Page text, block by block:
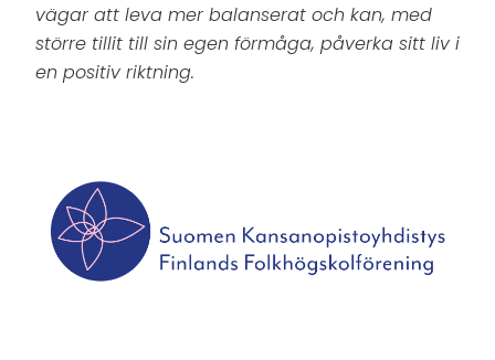
vägar att leva mer balanserat och kan, med
större tillit till sin egen förmåga, påverka sitt liv i
en positiv riktning.